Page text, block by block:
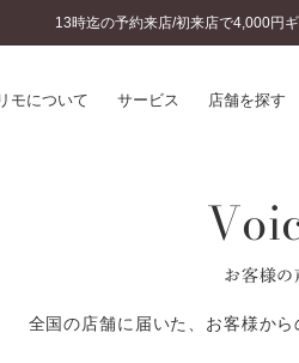
13時迄の予約来店/初来店で4,000円
モについて サービス 店舗を探す
のこだわり
セ
お客様の
全国の店舗に届いた、お客様か